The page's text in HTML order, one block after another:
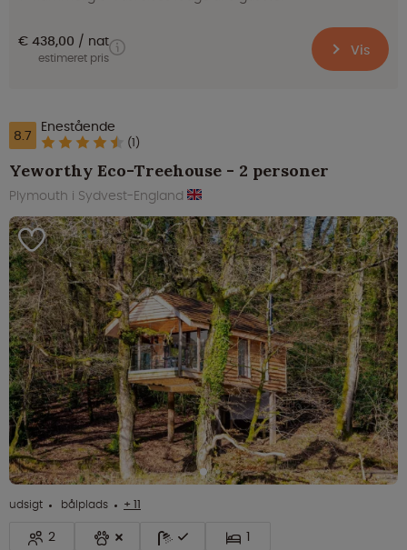
€ 438,00 nat
estimeret pris Vis
8.7 Enestående
(1)
Yeworthy Eco-Treehouse - 2 personer
Plymouth i Sydvest-England
udsigt bålplads + 11
2 1